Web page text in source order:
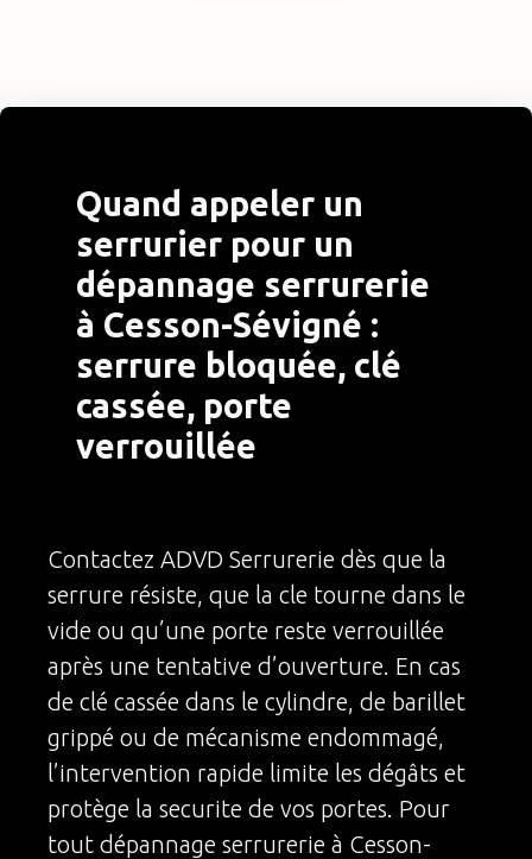
Quand appeler un
serrurier pour un
dépannage serrurerie
à Cesson-Sévigné :
serrure bloquée, clé
cassée, porte
verrouillée
Contactez ADVD Serrurerie dès que la
serrure résiste, que la cle tourne dans le
vide ou qu’une porte reste verrouillée
après une tentative d’ouverture. En cas
de clé cassée dans le cylindre, de barillet
grippé ou de mécanisme endommagé,
l’intervention rapide limite les dégâts et
protège la securite de vos portes. Pour
tout dépannage serrurerie à Cesson-